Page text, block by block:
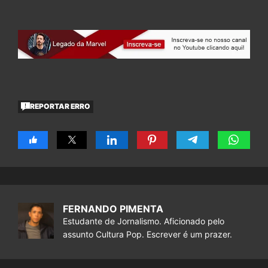
REPORTAR ERRO
FERNANDO PIMENTA
Estudante de Jornalismo. Aficionado pelo
assunto Cultura Pop. Escrever é um prazer.